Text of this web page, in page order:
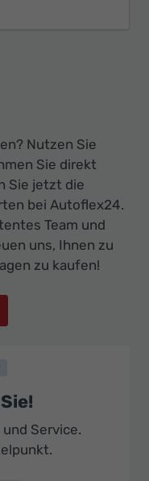
Nutzen Sie
Sie direkt
Sie jetzt die
bei Autoflex24.
Team und
uns, Ihnen zu
zu kaufen!
Service.